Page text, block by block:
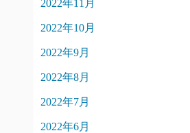
2022年11月
2022年10月
2022年9月
2022年8月
2022年7月
2022年6月